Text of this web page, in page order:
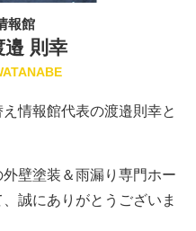
報館
則幸
情報館代表の渡邉則幸と
壁塗装＆雨漏り専門ホー
誠にありがとうございま